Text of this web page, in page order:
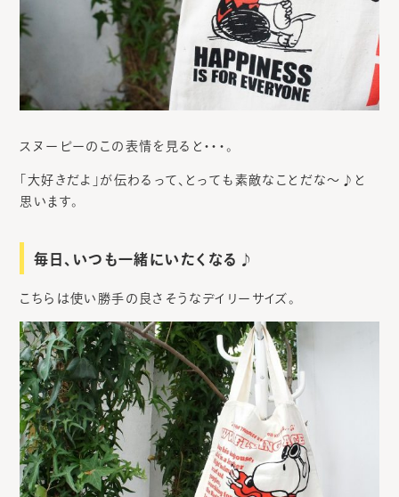
スヌーピーのこの表情を見ると・・・。
「大好きだよ」が伝わるって、とっても素敵なことだな〜♪と
思います。
毎日、いつも一緒にいたくなる♪
こちらは使い勝手の良さそうなデイリーサイズ。